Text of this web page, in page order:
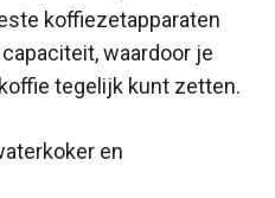
koffiezetapparaten
waardoor je
tegelijk kunt zetten.
en